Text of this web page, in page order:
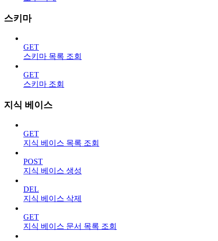
스키마
GET
스키마 목록 조회
GET
스키마 조회
지식 베이스
GET
지식 베이스 목록 조회
POST
지식 베이스 생성
DEL
지식 베이스 삭제
GET
지식 베이스 문서 목록 조회